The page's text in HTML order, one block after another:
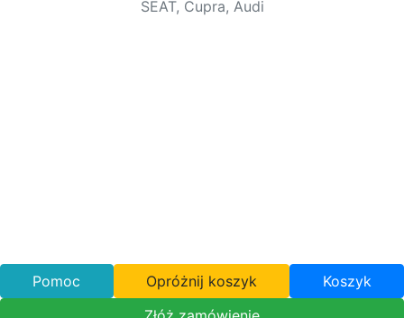
SEAT, Cupra, Audi
Pomoc Opróżnij koszyk
Koszyk